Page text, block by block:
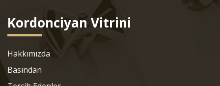
Kordonciyan Vitrini
Hakkımızda
Basından